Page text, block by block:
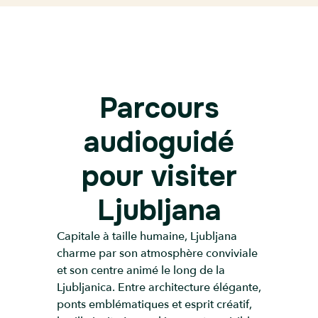
Parcours
audioguidé
pour visiter
Ljubljana
Capitale à taille humaine, Ljubljana
charme par son atmosphère conviviale
et son centre animé le long de la
Ljubljanica. Entre architecture élégante,
ponts emblématiques et esprit créatif,